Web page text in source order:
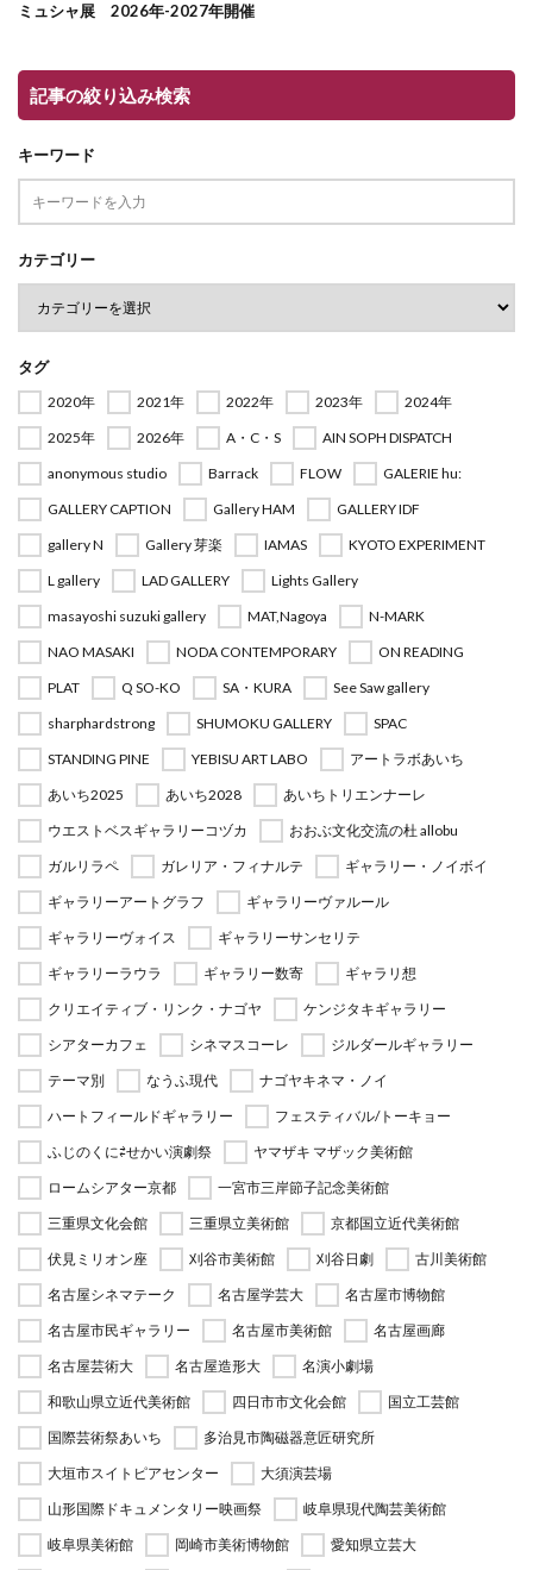
ミュシャ展 2026年-2027年開催
記事の絞り込み検索
キーワード
カテゴリー
タグ
2020年 2021年 2022年 2023年
2024年
2025年
2026年 A・C・S
AIN SOPH DISPATCH
anonymous studio
Barrack FLOW
GALERIE hu:
GALLERY CAPTION
Gallery HAM
GALLERY IDF
gallery N
Gallery 芽楽 IAMAS
KYOTO EXPERIMENT
L gallery
LAD GALLERY
Lights Gallery
masayoshi suzuki gallery
MAT,Nagoya
N-MARK
NAO MASAKI
NODA CONTEMPORARY
ON READING
PLAT
Q SO-KO SA・KURA
See Saw gallery
sharphardstrong
SHUMOKU GALLERY
SPAC
STANDING PINE
YEBISU ART LABO
アートラボあいち
あいち2025
あいち2028
あいちトリエンナーレ
ウエストベスギャラリーコヅカ
おおぶ文化交流の杜 allobu
ガルリラペ
ガレリア・フィナルテ
ギャラリー・ノイボイ
ギャラリーアートグラフ
ギャラリーヴァルール
ギャラリーヴォイス
ギャラリーサンセリテ
ギャラリーラウラ
ギャラリー数寄
ギャラリ想
クリエイティブ・リンク・ナゴヤ
ケンジタキギャラリー
シアターカフェ
シネマスコーレ
ジルダールギャラリー
テーマ別
なうふ現代
ナゴヤキネマ・ノイ
ハートフィールドギャラリー
フェスティバル/トーキョー
ふじのくに⇄せかい演劇祭
ヤマザキ マザック美術館
ロームシアター京都
一宮市三岸節子記念美術館
三重県文化会館
三重県立美術館
京都国立近代美術館
伏見ミリオン座
刈谷市美術館 刈谷日劇
古川美術館
名古屋シネマテーク
名古屋学芸大
名古屋市博物館
名古屋市民ギャラリー
名古屋市美術館
名古屋画廊
名古屋芸術大
名古屋造形大
名演小劇場
和歌山県立近代美術館
四日市市文化会館
国立工芸館
国際芸術祭あいち
多治見市陶磁器意匠研究所
大垣市スイトピアセンター
大須演芸場
山形国際ドキュメンタリー映画祭
岐阜県現代陶芸美術館
岐阜県美術館
岡崎市美術博物館
愛知県立芸大